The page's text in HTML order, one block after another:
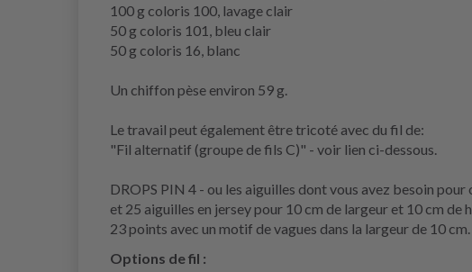
100 g coloris 100, lavage clair
50 g coloris 101, bleu clair
50 g coloris 16, blanc
Un chiffon pèse environ 59 g.
Le travail peut également être tricoté avec du fil de:
"Fil alternatif (groupe de fils C)" - voir lien ci-dessous.
DROPS PIN 4 - ou les aiguilles dont vous avez besoin
et 25 aiguilles en jersey pour 10 cm de largeur et 10 cm de
23 points avec un motif de vagues dans la largeur de 10 cm.
Options de fil :